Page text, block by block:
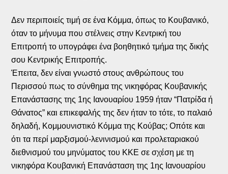
Δεν περιποιείς τιμή σε ένα Κόμμα, όπως το Κουβανικό,
όταν το μήνυμα που στέλνεις στην Κεντρική του
Επιτροπή το υπογράφει ένα βοηθητικό τμήμα της δικής
σου Κεντρικής Επιτροπής.
Έπειτα, δεν είναι γνωστό στους ανθρώπους του
Περισσού πως το σύνθημα της νικηφόρας Κουβανικής
Επανάστασης της 1ης Ιανουαρίου 1959 ήταν “Πατρίδα ή
Θάνατος” και επικεφαλής της δεν ήταν το τότε, το παλαιό
δηλαδή, Κομμουνιστικό Κόμμα της Κούβας; Οπότε και
ότι τα περί μαρξισμού-λενινισμού και προλεταριακού
διεθνισμού του μηνύματος του ΚΚΕ σε σχέση με τη
νικηφόρα Κουβανική Επανάσταση της 1ης Ιανουαρίου